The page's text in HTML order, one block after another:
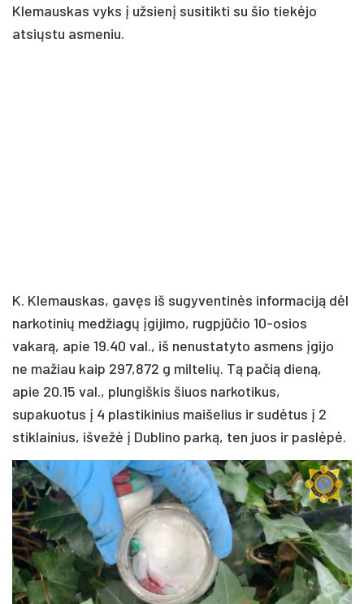
Klemauskas vyks į užsienį susitikti su šio tiekėjo
atsiųstu asmeniu.
K. Klemauskas, gavęs iš sugyventinės informaciją dėl
narkotinių medžiagų įgijimo, rugpjūčio 10-osios
vakarą, apie 19.40 val., iš nenustatyto asmens įgijo
ne mažiau kaip 297,872 g miltelių. Tą pačią dieną,
apie 20.15 val., plungiškis šiuos narkotikus,
supakuotus į 4 plastikinius maišelius ir sudėtus į 2
stiklainius, išvežė į Dublino parką, ten juos ir paslėpė.